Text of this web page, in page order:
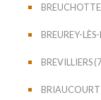
BREUREY-
BREVILLIERS